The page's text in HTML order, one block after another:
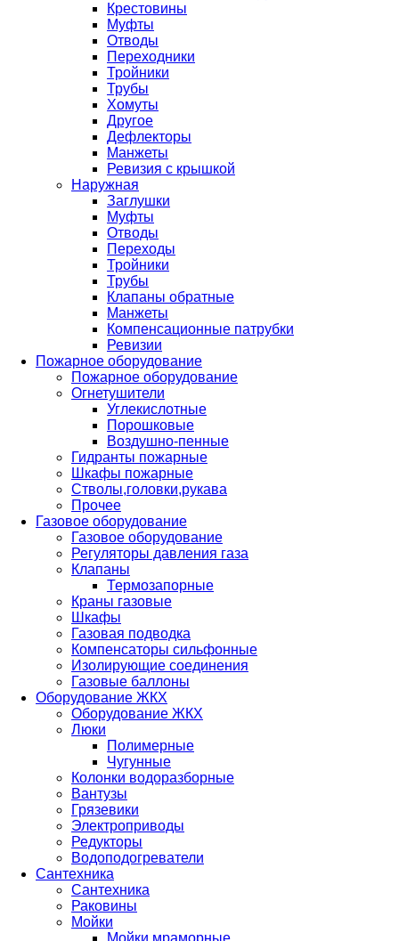
Крестовины
Муфты
Отводы
Переходники
Тройники
Трубы
Хомуты
Другое
Дефлекторы
Манжеты
Ревизия с крышкой
Наружная
Заглушки
Муфты
Отводы
Переходы
Тройники
Трубы
Клапаны обратные
Манжеты
Компенсационные патрубки
Ревизии
Пожарное оборудование
Пожарное оборудование
Огнетушители
Углекислотные
Порошковые
Воздушно-пенные
Гидранты пожарные
Шкафы пожарные
Стволы,головки,рукава
Прочее
Газовое оборудование
Газовое оборудование
Регуляторы давления газа
Клапаны
Термозапорные
Краны газовые
Шкафы
Газовая подводка
Компенсаторы сильфонные
Изолирующие соединения
Газовые баллоны
Оборудование ЖКХ
Оборудование ЖКХ
Люки
Полимерные
Чугунные
Колонки водоразборные
Вантузы
Грязевики
Электроприводы
Редукторы
Водоподогреватели
Сантехника
Сантехника
Раковины
Мойки